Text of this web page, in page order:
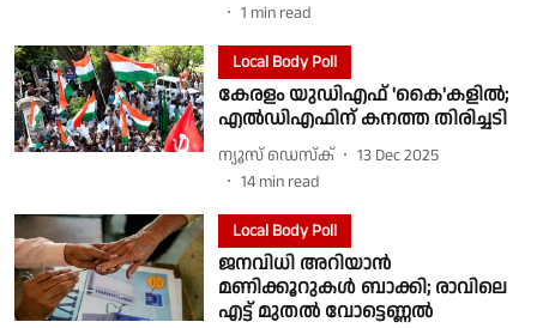
1 min read
Local Body Poll
കേരളം യുഡിഎഫ് 'കൈ'കളിൽ;
എൽഡിഎഫിന് കനത്ത തിരിച്ചടി
ന്യൂസ് ഡെസ്ക്
13 Dec 2025
14 min read
Local Body Poll
ജനവിധി അറിയാൻ
മണിക്കൂറുകൾ ബാക്കി; രാവിലെ
എട്ട് മുതല്‍ വോട്ടെണ്ണല്‍